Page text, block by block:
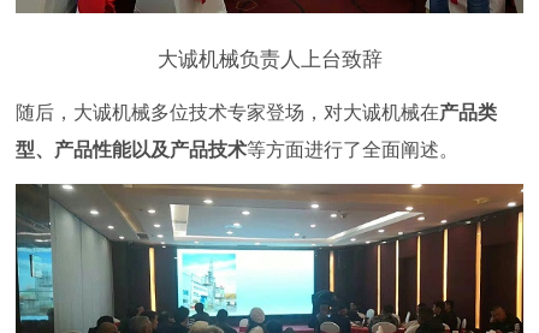
大诚机械负责人上台致辞
随后，大诚机械多位技术专家登场，对大诚机械在产品类
型、产品性能以及产品技术等方面进行了全面阐述。